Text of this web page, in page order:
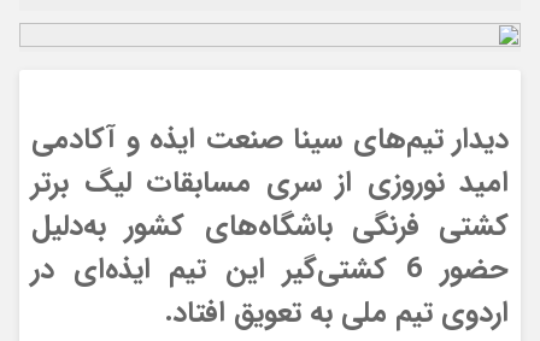
دیدار تیم‌های سینا صنعت ایذه و آکادمی
امید نوروزی از سری مسابقات لیگ برتر
کشتی فرنگی باشگاه‌های کشور به‌دلیل
حضور 6 کشتی‌گیر این تیم ایذه‌ای در
اردوی تیم ملی به تعویق افتاد.